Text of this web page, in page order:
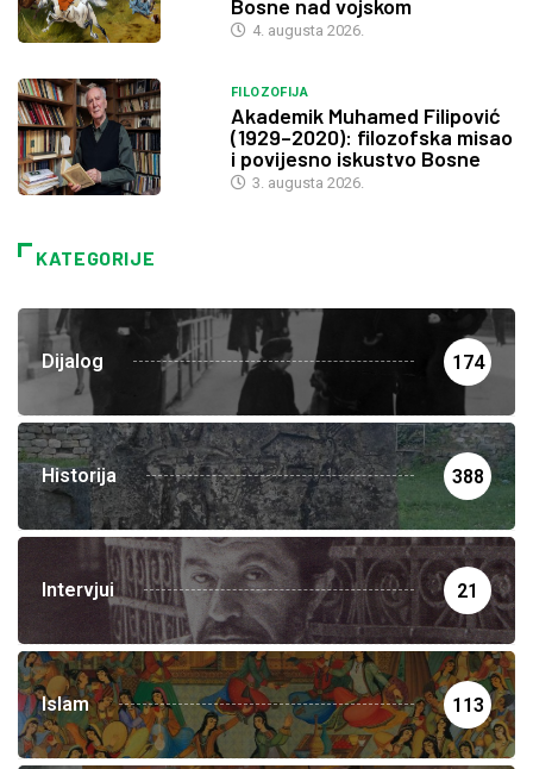
Bosne nad vojskom
4. augusta 2026.
FILOZOFIJA
Akademik Muhamed Filipović
(1929–2020): filozofska misao
i povijesno iskustvo Bosne
3. augusta 2026.
KATEGORIJE
Dijalog 174
Historija 388
Intervjui 21
Islam 113